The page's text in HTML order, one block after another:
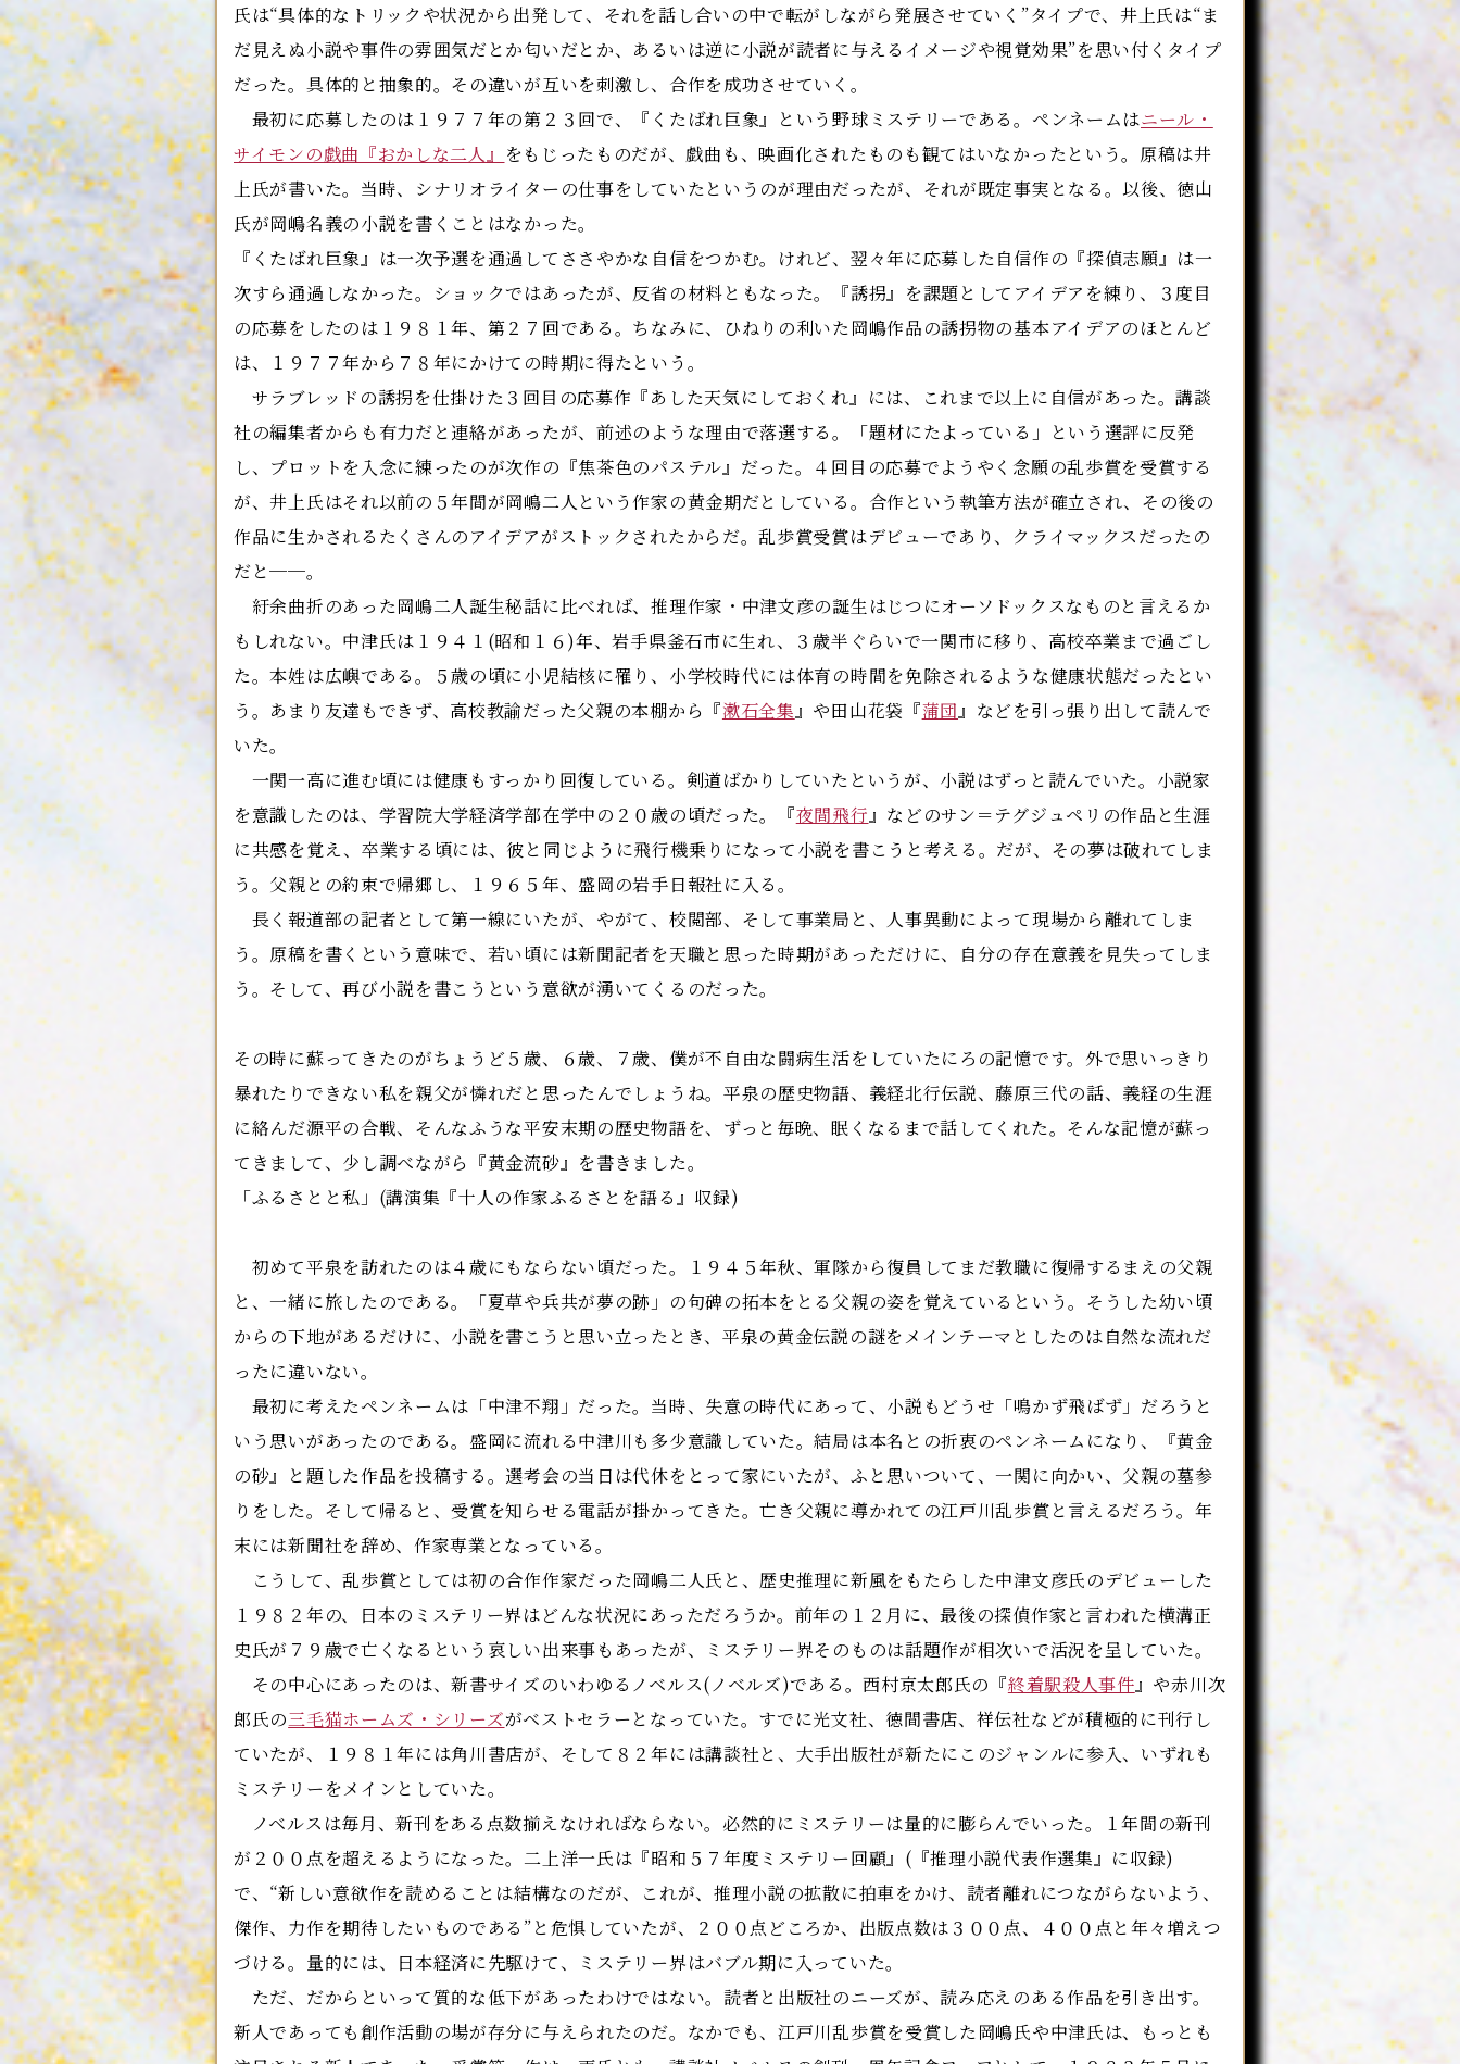
氏は“具体的なトリックや状況から出発して、それを話し合いの中で転がしながら発展させていく”タイプで、井上氏は“ま
だ見えぬ小説や事件の雰囲気だとか匂いだとか、あるいは逆に小説が読者に与えるイメージや視覚効果”を思い付くタイプ
だった。具体的と抽象的。その違いが互いを刺激し、合作を成功させていく。
最初に応募したのは１９７７年の第２３回で、『くたばれ巨象』という野球ミステリーである。ペンネームはニール・
サイモンの戯曲『おかしな二人』 をもじったものだが、戯曲も、映画化されたものも観てはいなかったという。原稿は井
上氏が書いた。当時、シナリオライターの仕事をしていたというのが理由だったが、それが既定事実となる。以後、徳山
氏が岡嶋名義の小説を書くことはなかった。
『くたばれ巨象』は一次予選を通過してささやかな自信をつかむ。けれど、翌々年に応募した自信作の『探偵志願』は一
次すら通過しなかった。ショックではあったが、反省の材料ともなった。『誘拐』を課題としてアイデアを練り、３度目
の応募をしたのは１９８１年、第２７回である。ちなみに、ひねりの利いた岡嶋作品の誘拐物の基本アイデアのほとんど
は、１９７７年から７８年にかけての時期に得たという。
サラブレッドの誘拐を仕掛けた３回目の応募作『あした天気にしておくれ』には、これまで以上に自信があった。講談
社の編集者からも有力だと連絡があったが、前述のような理由で落選する。「題材にたよっている」という選評に反発
し、プロットを入念に練ったのが次作の『焦茶色のパステル』だった。４回目の応募でようやく念願の乱歩賞を受賞する
が、井上氏はそれ以前の５年間が岡嶋二人という作家の黄金期だとしている。合作という執筆方法が確立され、その後の
作品に生かされるたくさんのアイデアがストックされたからだ。乱歩賞受賞はデビューであり、クライマックスだったの
だと──。
紆余曲折のあった岡嶋二人誕生秘話に比べれば、推理作家・中津文彦の誕生はじつにオーソドックスなものと言えるか
もしれない。中津氏は１９４１(昭和１６)年、岩手県釜石市に生れ、３歳半ぐらいで一関市に移り、高校卒業まで過ごし
た。本姓は広嶼である。５歳の頃に小児結核に罹り、小学校時代には体育の時間を免除されるような健康状態だったとい
う。あまり友達もできず、高校教諭だった父親の本棚から『漱石全集』や田山花袋『蒲団』などを引っ張り出して読んで
いた。
一関一高に進む頃には健康もすっかり回復している。剣道ばかりしていたというが、小説はずっと読んでいた。小説家
を意識したのは、学習院大学経済学部在学中の２０歳の頃だった。『夜間飛行』などのサン＝テグジュペリの作品と生涯
に共感を覚え、卒業する頃には、彼と同じように飛行機乗りになって小説を書こうと考える。だが、その夢は破れてしま
う。父親との約束で帰郷し、１９６５年、盛岡の岩手日報社に入る。
長く報道部の記者として第一線にいたが、やがて、校閲部、そして事業局と、人事異動によって現場から離れてしま
う。原稿を書くという意味で、若い頃には新聞記者を天職と思った時期があっただけに、自分の存在意義を見失ってしま
う。そして、再び小説を書こうという意欲が湧いてくるのだった。
その時に蘇ってきたのがちょうど５歳、６歳、７歳、僕が不自由な闘病生活をしていたにろの記憶です。外で思いっきり
暴れたりできない私を親父が憐れだと思ったんでしょうね。平泉の歴史物語、義経北行伝説、藤原三代の話、義経の生涯
に絡んだ源平の合戦、そんなふうな平安末期の歴史物語を、ずっと毎晩、眠くなるまで話してくれた。そんな記憶が蘇っ
てきまして、少し調べながら『黄金流砂』を書きました。
「ふるさとと私」(講演集『十人の作家ふるさとを語る』収録)
初めて平泉を訪れたのは４歳にもならない頃だった。１９４５年秋、軍隊から復員してまだ教職に復帰するまえの父親
と、一緒に旅したのである。「夏草や兵共が夢の跡」の句碑の拓本をとる父親の姿を覚えているという。そうした幼い頃
からの下地があるだけに、小説を書こうと思い立ったとき、平泉の黄金伝説の謎をメインテーマとしたのは自然な流れだ
ったに違いない。
最初に考えたペンネームは「中津不翔」だった。当時、失意の時代にあって、小説もどうせ「鳴かず飛ばず」だろうと
いう思いがあったのである。盛岡に流れる中津川も多少意識していた。結局は本名との折衷のペンネームになり、『黄金
の砂』と題した作品を投稿する。選考会の当日は代休をとって家にいたが、ふと思いついて、一関に向かい、父親の墓参
りをした。そして帰ると、受賞を知らせる電話が掛かってきた。亡き父親に導かれての江戸川乱歩賞と言えるだろう。年
末には新聞社を辞め、作家専業となっている。
こうして、乱歩賞としては初の合作作家だった岡嶋二人氏と、歴史推理に新風をもたらした中津文彦氏のデビューした
１９８２年の、日本のミステリー界はどんな状況にあっただろうか。前年の１２月に、最後の探偵作家と言われた横溝正
史氏が７９歳で亡くなるという哀しい出来事もあったが、ミステリー界そのものは話題作が相次いで活況を呈していた。
その中心にあったのは、新書サイズのいわゆるノベルス(ノベルズ)である。西村京太郎氏の『終着駅殺人事件』や赤川次
郎氏の三毛猫ホームズ・シリーズがベストセラーとなっていた。すでに光文社、徳間書店、祥伝社などが積極的に刊行し
ていたが、１９８１年には角川書店が、そして８２年には講談社と、大手出版社が新たにこのジャンルに参入、いずれも
ミステリーをメインとしていた。
ノベルスは毎月、新刊をある点数揃えなければならない。必然的にミステリーは量的に膨らんでいった。１年間の新刊
が２００点を超えるようになった。二上洋一氏は『昭和５７年度ミステリー回顧』(『推理小説代表作選集』に収録)
で、“新しい意欲作を読めることは結構なのだが、これが、推理小説の拡散に拍車をかけ、読者離れにつながらないよう、
傑作、力作を期待したいものである”と危惧していたが、２００点どころか、出版点数は３００点、４００点と年々増えつ
づける。量的には、日本経済に先駆けて、ミステリー界はバブル期に入っていた。
ただ、だからといって質的な低下があったわけではない。読者と出版社のニーズが、読み応えのある作品を引き出す。
新人であっても創作活動の場が存分に与えられたのだ。なかでも、江戸川乱歩賞を受賞した岡嶋氏や中津氏は、もっとも